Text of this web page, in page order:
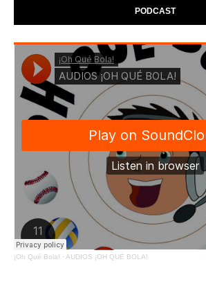
PODCAST
¡Oh Qué Bola! · AUDIOS ¡OH QUÉ BOLA!